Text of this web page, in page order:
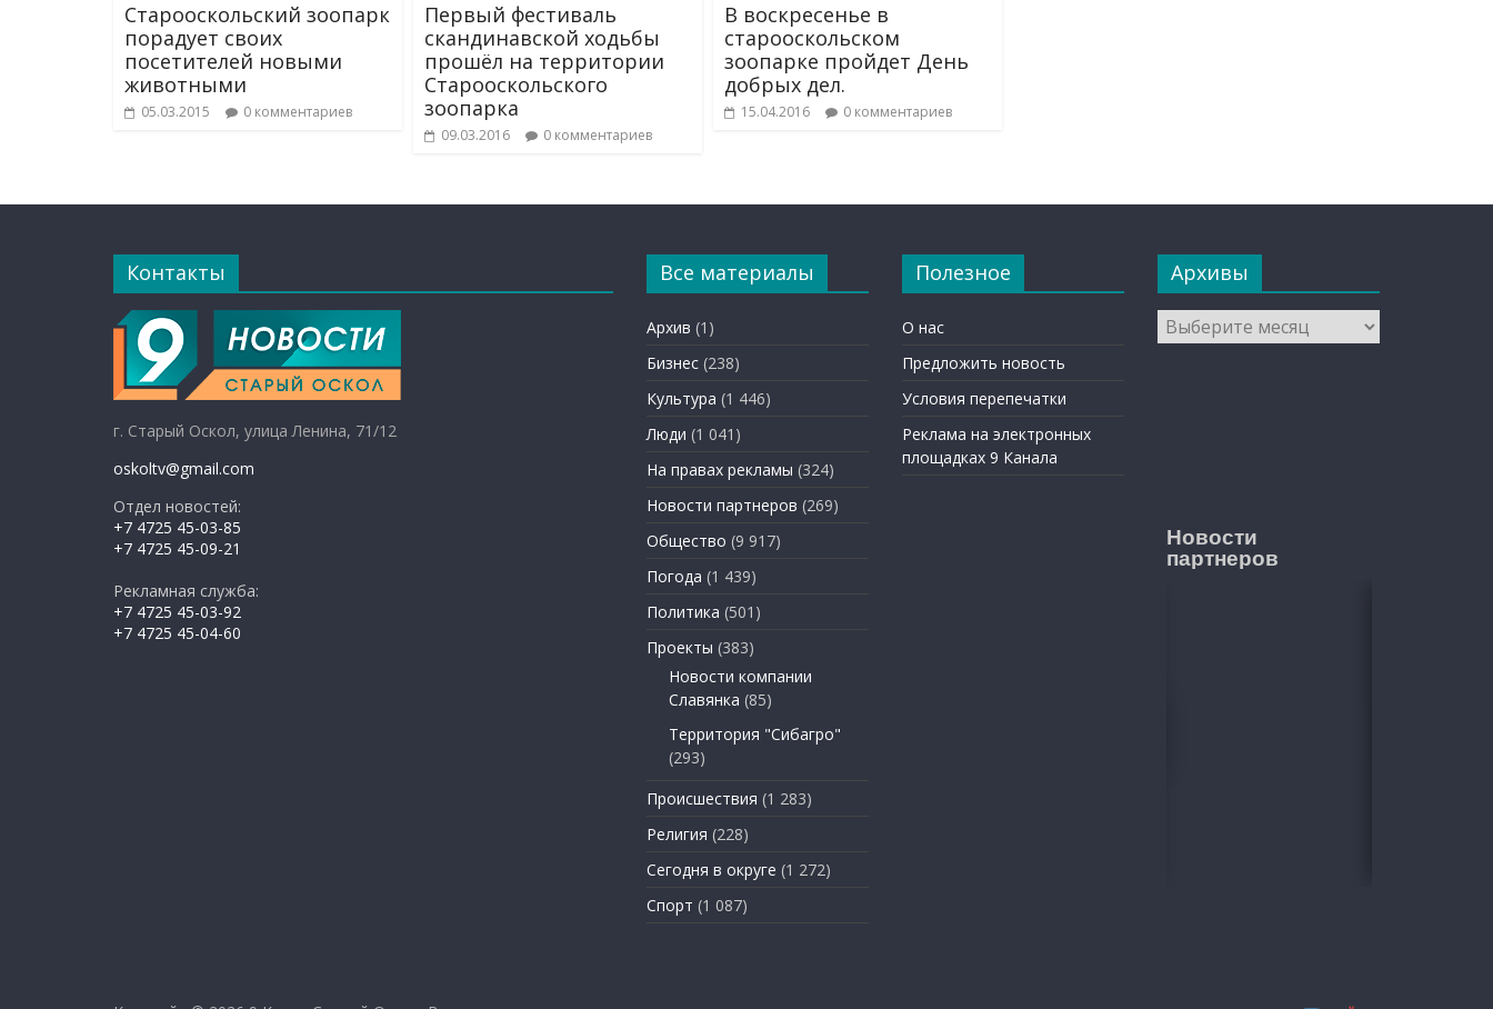
Старооскольский зоопарк
порадует своих
посетителей новыми
животными
05.03.2015 0 комментариев
Первый фестиваль
скандинавской ходьбы
прошёл на территории
Старооскольского
зоопарка
09.03.2016 0 комментариев
В воскресенье в
старооскольском
зоопарке пройдет День
добрых дел.
15.04.2016 0 комментариев
Контакты
г. Старый Оскол, улица Ленина, 71/12
oskoltv@gmail.com
Отдел новостей:
+7 4725 45-03-85
+7 4725 45-09-21
Рекламная служба:
+7 4725 45-03-92
+7 4725 45-04-60
Все материалы
Архив (1)
Бизнес (238)
Культура (1 446)
Люди (1 041)
На правах рекламы (324)
Новости партнеров (269)
Общество (9 917)
Погода (1 439)
Политика (501)
Проекты (383)
Новости компании
Славянка (85)
Территория "Сибагро"
(293)
Происшествия (1 283)
Религия (228)
Сегодня в округе (1 272)
Спорт (1 087)
Полезное
О нас
Предложить новость
Условия перепечатки
Реклама на электронных
площадках 9 Канала
Архивы
Архивы
Новости
партнеров